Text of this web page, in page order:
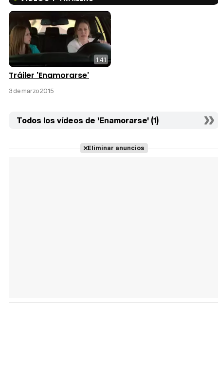
1:41
Tráiler 'Enamorarse'
3 de marzo 2015
Todos los vídeos de 'Enamorarse' (1)
Eliminar anuncios